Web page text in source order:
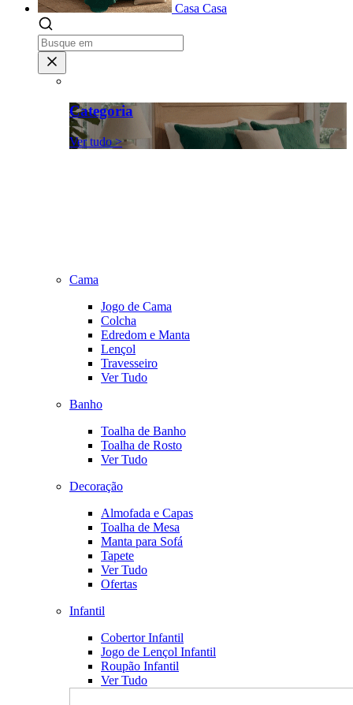
Casa Casa
Categoria
Ver tudo >
Cama
Jogo de Cama
Colcha
Edredom e Manta
Lençol
Travesseiro
Ver Tudo
Banho
Toalha de Banho
Toalha de Rosto
Ver Tudo
Decoração
Almofada e Capas
Toalha de Mesa
Manta para Sofá
Tapete
Ver Tudo
Ofertas
Infantil
Cobertor Infantil
Jogo de Lençol Infantil
Roupão Infantil
Ver Tudo